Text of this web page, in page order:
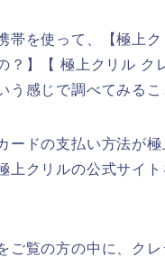
帯を使って、【極上
】【 極上クリル ク
感じで調べてみるこ
ードの支払い方法が
上クリルの公式サイ
ご覧の方の中に、ク